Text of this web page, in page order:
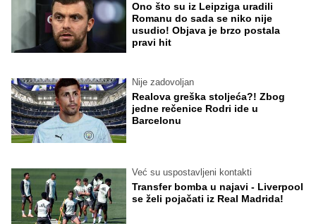
Ono što su iz Leipziga uradili
Romanu do sada se niko nije
usudio! Objava je brzo postala
pravi hit
Nije zadovoljan
Realova greška stoljeća?! Zbog
jedne rečenice Rodri ide u
Barcelonu
Već su uspostavljeni kontakti
Transfer bomba u najavi - Liverpool
se želi pojačati iz Real Madrida!